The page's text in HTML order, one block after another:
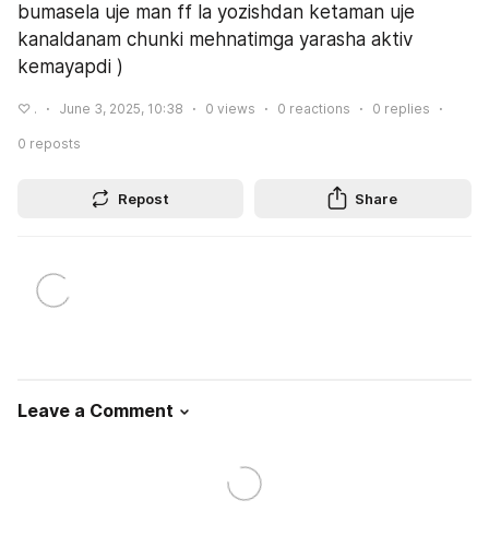
bumasela uje man ff la yozishdan ketaman uje
kanaldanam chunki mehnatimga yarasha aktiv
kemayapdi )
♡ . June 3, 2025, 10:38 0 views 0 reactions 0 replies
0 reposts
Repost Share
Leave a Comment